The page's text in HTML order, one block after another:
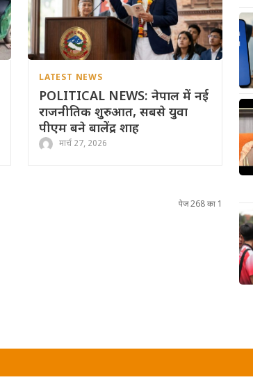
LATEST NEWS
POLITICAL NEWS: नेपाल में नई
राजनीतिक शुरुआत, सबसे युवा
पीएम बने बालेंद्र शाह
मार्च 27, 2026
पेज 268 का 1